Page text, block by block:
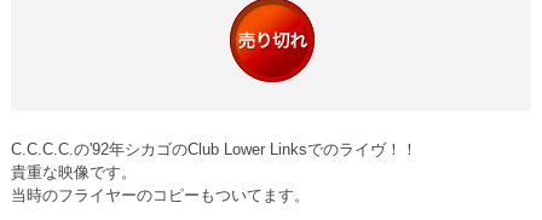
C.C.C.C.の'92年シカゴのClub Lower Linksでのライヴ！！
貴重な映像です。
当時のフライヤーのコピーもついてます。